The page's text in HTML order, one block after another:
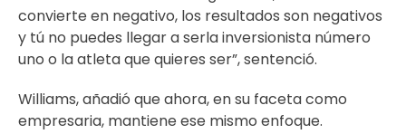
convierte en negativo, los resultados son negativos
y tú no puedes llegar a serla inversionista número
uno o la atleta que quieres ser”, sentenció.
Williams, añadió que ahora, en su faceta como
empresaria, mantiene ese mismo enfoque.